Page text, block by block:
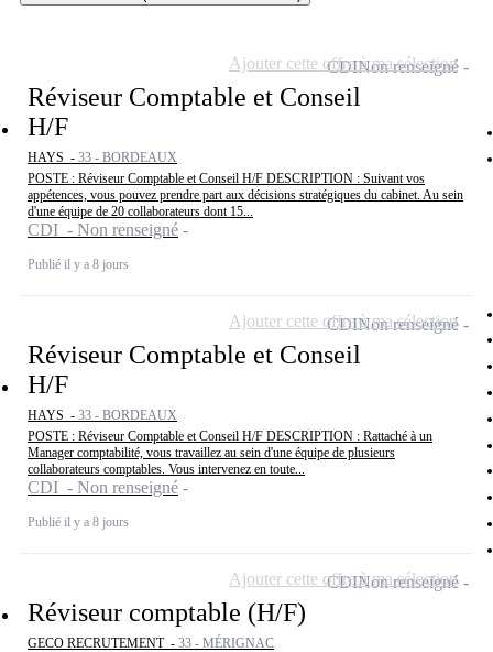
Réviseur Comptable et Conseil
H/F
HAYS - 33 - BORDEAUX
POSTE : Réviseur Comptable et Conseil H/F DESCRIPTION : Suivant vos
appétences, vous pouvez prendre part aux décisions stratégiques du cabinet. Au sein
d'une équipe de 20 collaborateurs dont 15...
CDI - Non renseigné
Publié il y a 8 jours
CDINon renseigné
Ajouter cette offre à ma sélection
Réviseur Comptable et Conseil
H/F
HAYS - 33 - BORDEAUX
POSTE : Réviseur Comptable et Conseil H/F DESCRIPTION : Rattaché à un
Manager comptabilité, vous travaillez au sein d'une équipe de plusieurs
collaborateurs comptables. Vous intervenez en toute...
CDI - Non renseigné
Publié il y a 8 jours
CDINon renseigné
Ajouter cette offre à ma sélection
Réviseur comptable (H/F)
GECO RECRUTEMENT - 33 - MÉRIGNAC
CDINon renseigné
Ajouter cette offre à ma sélection